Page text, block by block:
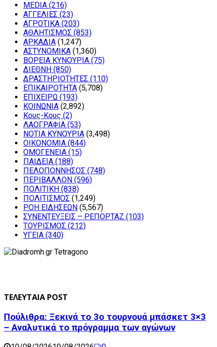
MEDIA (216)
ΑΓΓΕΛΙΕΣ (23)
ΑΓΡΟΤΙΚΑ (203)
ΑΘΛΗΤΙΣΜΟΣ (853)
ΑΡΚΑΔΙΑ (1,247)
ΑΣΤΥΝΟΜΙΚΑ (1,360)
ΒΟΡΕΙΑ ΚΥΝΟΥΡΙΑ (75)
ΔΙΕΘΝΗ (850)
ΔΡΑΣΤΗΡΙΟΤΗΤΕΣ (110)
ΕΠΙΚΑΙΡΟΤΗΤΑ (5,708)
ΕΠΙΧΕΙΡΩ (193)
ΚΟΙΝΩΝΙΑ (2,892)
Κους-Κους (2)
ΛΑΟΓΡΑΦΙΑ (53)
ΝΟΤΙΑ ΚΥΝΟΥΡΙΑ (3,498)
ΟΙΚΟΝΟΜΙΑ (844)
ΟΜΟΓΕΝΕΙΑ (15)
ΠΑΙΔΕΙΑ (188)
ΠΕΛΟΠΟΝΝΗΣΟΣ (748)
ΠΕΡΙΒΑΛΛΟΝ (596)
ΠΟΛΙΤΙΚΗ (838)
ΠΟΛΙΤΙΣΜΟΣ (1,249)
ΡΟΗ ΕΙΔΗΣΕΩΝ (5,567)
ΣΥΝΕΝΤΕΥΞΕΙΣ – ΡΕΠΟΡΤΑΖ (103)
ΤΟΥΡΙΣΜΟΣ (212)
ΥΓΕΙΑ (340)
ΤΕΛΕΥΤΑΙΑ POST
Πούλιθρα: Ξεκινά το 3ο τουρνουά μπάσκετ 3×3
– Αναλυτικά το πρόγραμμα των αγώνων